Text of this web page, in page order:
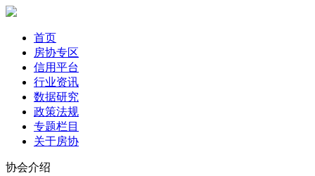
首页
房协专区
信用平台
行业资讯
数据研究
政策法规
专题栏目
关于房协
协会介绍